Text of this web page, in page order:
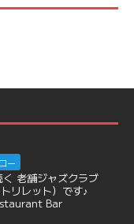
ー
老舗ジャズクラブ
リレット）です♪
Bar